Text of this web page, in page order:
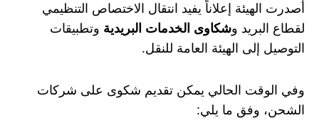
أصدرت الهيئة إعلاناً يفيد انتقال الاختصاص التنظيمي
لقطاع البريد وشكاوى الخدمات البريدية وتطبيقات
التوصيل إلى الهيئة العامة للنقل.
وفي الوقت الحالي يمكن تقديم شكوى على شركات
الشحن، وفق ما يلي: